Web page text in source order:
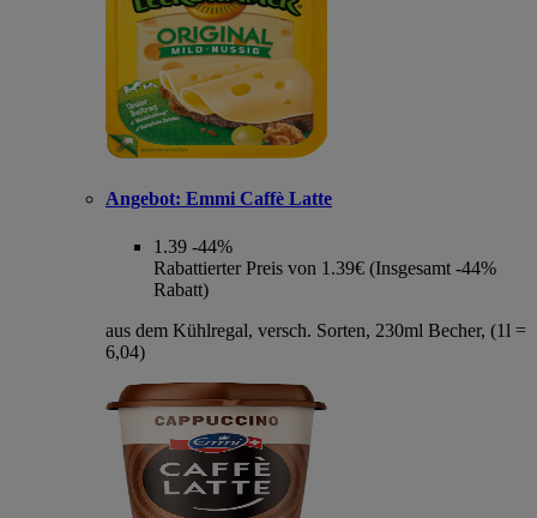
Angebot: Emmi Caffè Latte
1.39 -44%
Rabattierter Preis von 1.39€ (Insgesamt -44%
Rabatt)
aus dem Kühlregal, versch. Sorten, 230ml Becher, (1l =
6,04)